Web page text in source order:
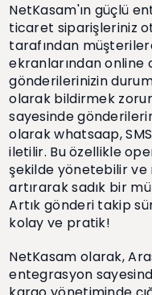
NetKasam'ın güçlü
ticaret siparişleriniz
tarafından
ekranlarından online
gönderilerinizin
olarak bildirmek
sayesinde
olarak whatsaap,
iletilir. Bu özellikle
şekilde yönetebilir
artırarak sadık bir
Artık gönderi takip
kolay ve pratik!
NetKasam olarak,
entegrasyon